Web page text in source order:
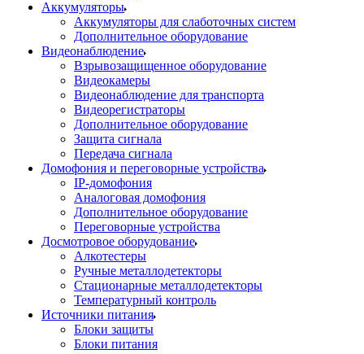
Аккумуляторы
Аккумуляторы для слаботочных систем
Дополнительное оборудование
Видеонаблюдение
Взрывозащищенное оборудование
Видеокамеры
Видеонаблюдение для транспорта
Видеорегистраторы
Дополнительное оборудование
Защита сигнала
Передача сигнала
Домофония и переговорные устройства
IP-домофония
Аналоговая домофония
Дополнительное оборудование
Переговорные устройства
Досмотровое оборудование
Алкотестеры
Ручные металлодетекторы
Стационарные металлодетекторы
Температурный контроль
Источники питания
Блоки защиты
Блоки питания